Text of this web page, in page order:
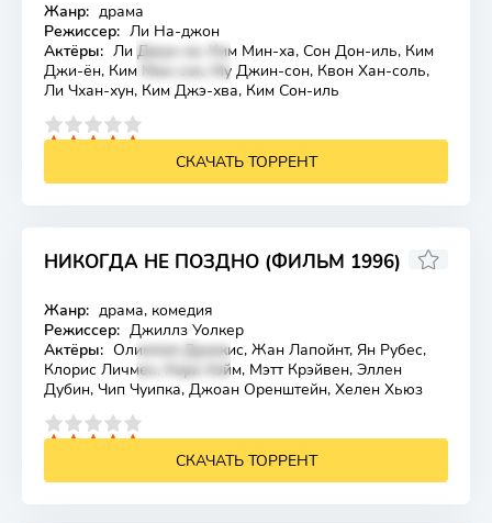
Жанр: драма
Режиссер: Ли На-джон
Актёры: Ли Джун-хо, Ким Мин-ха, Сон Дон-иль, Ким
Джи-ён, Ким Мин-сок, Му Джин-сон, Квон Хан-соль,
Ли Чхан-хун, Ким Джэ-хва, Ким Сон-иль
СКАЧАТЬ ТОРРЕНТ
НИКОГДА НЕ ПОЗДНО (ФИЛЬМ 1996)
Лицензия
Жанр: драма, комедия
Режиссер: Джиллз Уолкер
Актёры: Олимпия Дукакис, Жан Лапойнт, Ян Рубес,
Клорис Личмен, Кори Хэйм, Мэтт Крэйвен, Эллен
Дубин, Чип Чуипка, Джоан Оренштейн, Хелен Хьюз
СКАЧАТЬ ТОРРЕНТ